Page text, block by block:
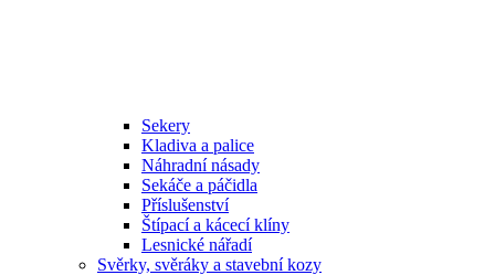
Sekery
Kladiva a palice
Náhradní násady
Sekáče a páčidla
Příslušenství
Štípací a kácecí klíny
Lesnické nářadí
Svěrky, svěráky a stavební kozy